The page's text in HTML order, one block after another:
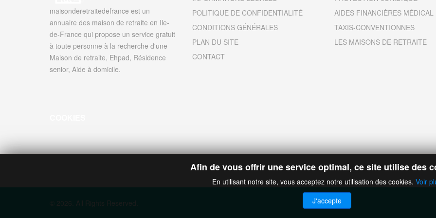
maisonderetraitedefrance est un
annuaire des maison de retraite en Ile-
de-France qui propose un service gratuit
à toute personne à la recherche d'une
Maison de retraite, Ehpad, Résidence
senior, Aide à domicile.
Afin de vous offrir une service optimal, ce site utilise des
En utilisant notre site, vous acceptez notre utilisation des cookies. Voir
J'accepte
POLITIQUE DE CONFIDENTIALITÉ
CONDITIONS GÉNÉRALES
PLAN DU SITE
CONTACT
AIDES FINANCIÈRES MÉDICAL
TAXIS-CONVENTIONNES
LES MAISONS DE RETRAITE